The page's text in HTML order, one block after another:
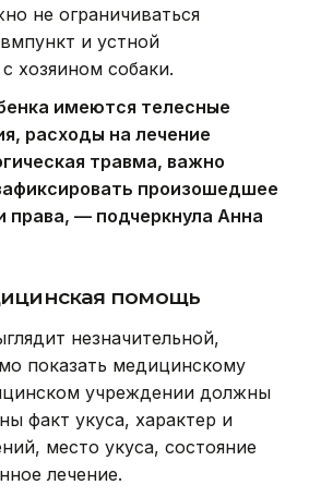
не ограничиваться
и устной
хозяином собаки.
имеются телесные
расходы на лечение
травма, важно
произошедшее
права, — подчеркнула Анна
помощь
незначительной,
показать медицинскому
учреждении должны
факт укуса, характер и
место укуса, состояние
лечение.